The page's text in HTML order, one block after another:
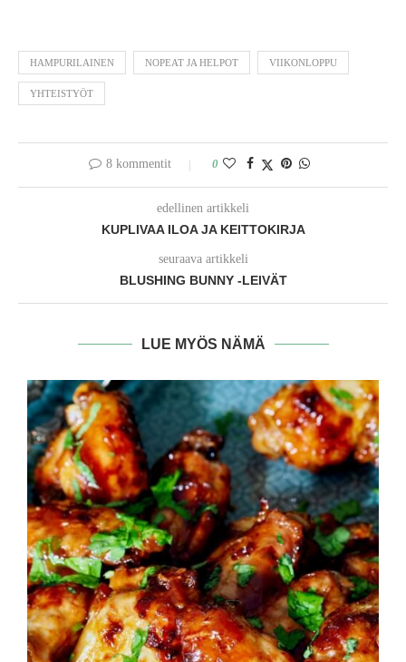
HAMPURILAINEN NOPEAT JA HELPOT VIIKONLOPPU
YHTEISTYÖT
8 kommentit 0
edellinen artikkeli
KUPLIVAA ILOA JA KEITTOKIRJA
seuraava artikkeli
BLUSHING BUNNY -LEIVÄT
LUE MYÖS NÄMÄ